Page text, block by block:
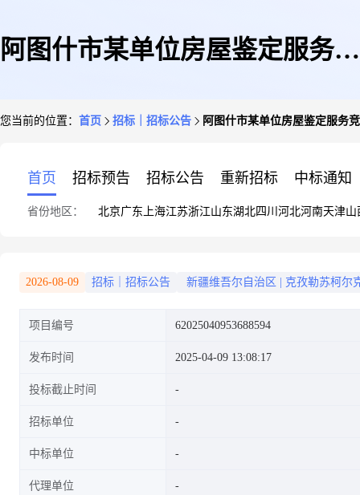
阿图什市某单位房屋鉴定服务竞
您当前的位置： 首页 招标｜招标公告 阿图什市某单位房屋鉴定服务
首页 招标预告 招标公告 重新招标 中标通知
省份地区： 北京广东 上海江苏浙江山东湖北四川 河北河南天津山
2026-08-09 招标｜招标公告 新疆维吾尔自治区 克孜勒苏柯尔
项目编号 62025040953688594
发布时间 2025-04-09 13:08:17
投标截止时间
招标单位
中标单位
代理单位